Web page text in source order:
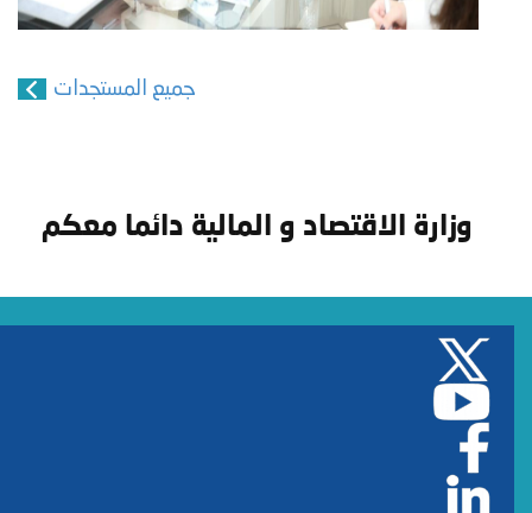
جميع المستجدات
وزارة الاقتصاد و المالية دائما معكم